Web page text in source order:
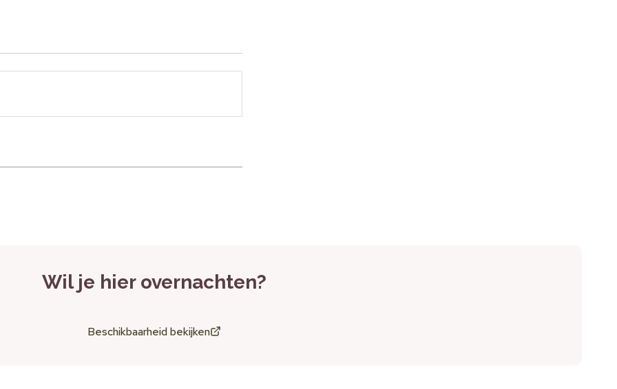
de moderne inrichting en de rustige
van comfort en natuur.
Wil je hier overnachten?
Beschikbaarheid bekijken